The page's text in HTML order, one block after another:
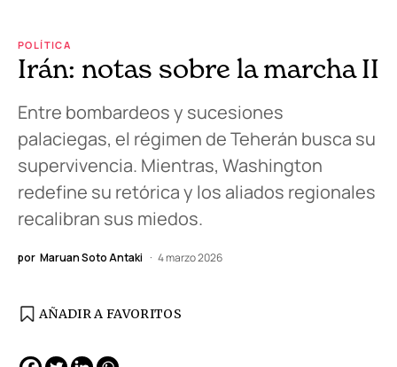
POLÍTICA
Irán: notas sobre la marcha II
Entre bombardeos y sucesiones
palaciegas, el régimen de Teherán busca su
supervivencia. Mientras, Washington
redefine su retórica y los aliados regionales
recalibran sus miedos.
por Maruan Soto Antaki 4 marzo 2026
AÑADIR A FAVORITOS